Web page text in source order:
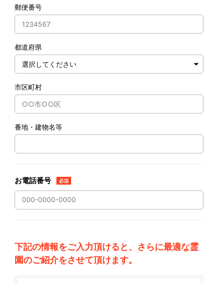
郵便番号
都道府県
市区町村
番地・建物名等
お電話番号 必須
下記の情報をご入力頂けると、さらに最適な霊
園のご紹介をさせて頂けます。